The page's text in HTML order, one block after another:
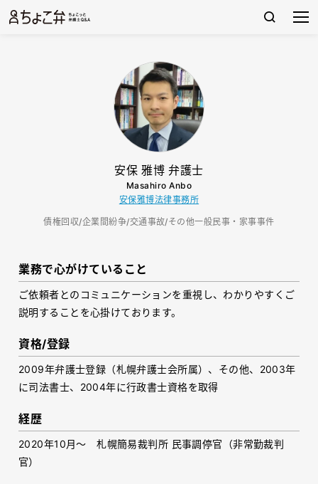
安保 雅博 弁護士
Masahiro Anbo
安保雅博法律事務所
債権回収/企業間紛争/交通事故/その他一般民事・家事事件
業務で心がけていること
ご依頼者とのコミュニケーションを重視し、わかりやすくご
説明することを心掛けております。
資格/登録
2009年弁護士登録（札幌弁護士会所属）、その他、2003年
に司法書士、2004年に行政書士資格を取得
経歴
2020年10月～ 札幌簡易裁判所 民事調停官（非常勤裁判
官）